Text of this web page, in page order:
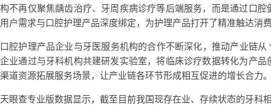
构不再仅聚焦龋齿治疗、牙周疾病诊疗等后端服务，而是通过口
用户需求与口腔护理产品深度绑定，为护理产品打开了精准触达消
口腔护理产品企业与牙医服务机构的合作不断深化，推动产业链
企业通过与牙科机构共建研发实验室，将临床诊疗数据转化为产
渠道资源拓展服务场景，让产业链各环节形成相互促进的增长合力
天眼查专业版数据显示，截至目前我国现存在业、存续状态的牙科